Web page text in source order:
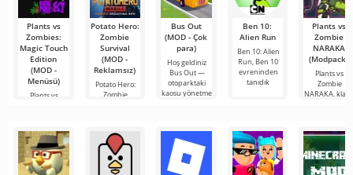
Plants vs
Zombies:
Magic Touch
Edition
(MOD -
Menüsü)
Plants vs
Potato Hero:
Zombie
Survival
(MOD -
Reklamsız)
Potato Hero:
Zombie
Bus Out
(MOD - Çok
para)
Hoş geldiniz
Bus Out —
otoparktaki
kaosu yönetme
Ben 10:
Alien Run
Ben 10: Alien
Run, Ben 10
evreninden
tanıdık
Plants vs
Zombie
NARAKA
(Modpack)
Plants vs
Zombie
NARAKA,